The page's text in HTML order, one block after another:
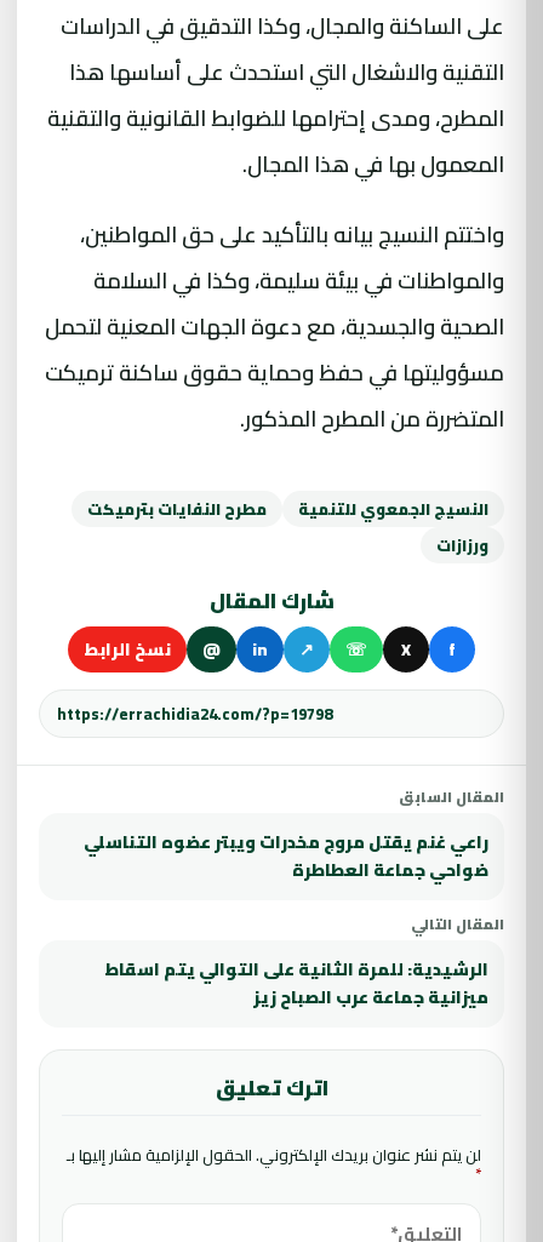
على الساكنة والمجال، وكذا التدقيق في الدراسات
التقنية والاشغال التي استحدث على أساسها هذا
المطرح، ومدى إحترامها للضوابط القانونية والتقنية
المعمول بها في هذا المجال.
واختتم النسيج بيانه بالتأكيد على حق المواطنين،
والمواطنات في بيئة سليمة، وكذا في السلامة
الصحية والجسدية، مع دعوة الجهات المعنية لتحمل
مسؤوليتها في حفظ وحماية حقوق ساكنة ترميكت
المتضررة من المطرح المذكور.
النسيج الجمعوي للتنمية
مطرح النفايات بترميكت
ورزازات
شارك المقال
f
X
☏
↗
in
@ نسخ الرابط
المقال السابق
راعي غنم يقتل مروج مخدرات ويبتر عضوه التناسلي
ضواحي جماعة العطاطرة
المقال التالي
الرشيدية: للمرة الثانية على التوالي يتم اسقاط
ميزانية جماعة عرب الصباح زيز
اترك تعليق
لن يتم نشر عنوان بريدك الإلكتروني.الحقول الإلزامية مشار إليها بـ
*